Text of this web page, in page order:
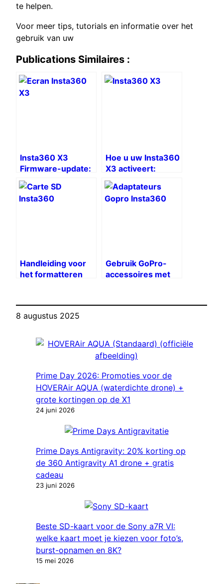
te helpen.
Voor meer tips, tutorials en informatie over het
gebruik van uw
Publications Similaires :
Insta360 X3
Firmware-update:
volledige gids
Hoe u uw Insta360
X3 activeert:
stapsgewijze
handleiding
Handleiding voor
het formatteren
Gebruik GoPro-
accessoires met
adapters
8 augustus 2025
Prime Day 2026: Promoties voor de
HOVERAir AQUA (waterdichte drone) +
grote kortingen op de X1
24 juni 2026
Prime Days Antigravity: 20% korting op
de 360 ​​​​Antigravity A1 drone + gratis
cadeau
23 juni 2026
Beste SD-kaart voor de Sony a7R VI:
welke kaart moet je kiezen voor foto’s,
burst-opnamen en 8K?
15 mei 2026